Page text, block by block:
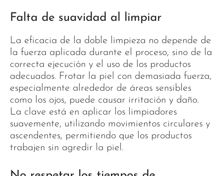
Falta de suavidad al limpiar
La eficacia de la doble limpieza no depende de
la fuerza aplicada durante el proceso, sino de la
correcta ejecución y el uso de los productos
adecuados. Frotar la piel con demasiada fuerza,
especialmente alrededor de áreas sensibles
como los ojos, puede causar irritación y daño.
La clave está en aplicar los limpiadores
suavemente, utilizando movimientos circulares y
ascendentes, permitiendo que los productos
trabajen sin agredir la piel.